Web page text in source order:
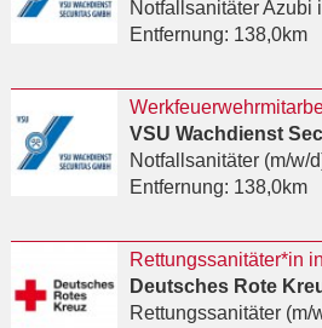
Notfallsanitäter Azubi
Entfernung: 138,0km
VSU Wachdienst
Notfallsanitäter (m/w/
Entfernung: 138,0km
Rettungssanitäter*in
Deutsches Rote
Rettungssanitäter (m/